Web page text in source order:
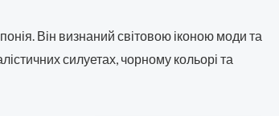
Він визнаний світовою іконою моди та
силуетах, чорному кольорі та